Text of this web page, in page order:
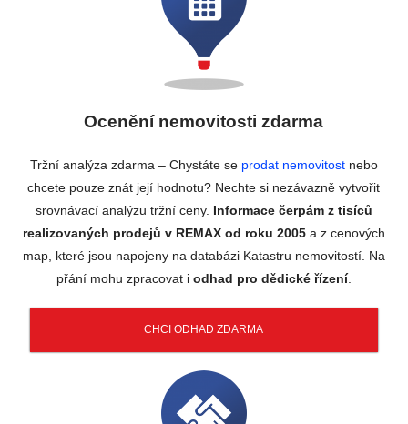
Ocenění nemovitosti zdarma
Tržní analýza zdarma – Chystáte se prodat nemovitostnebo
chcete pouze znát její hodnotu? Nechte si nezávazně vytvořit
srovnávací analýzu tržní ceny. Informace čerpám z tisíců
realizovaných prodejů v REMAX od roku 2005 a z cenových
map, které jsou napojeny na databázi Katastru nemovitostí. Na
přání mohu zpracovat i odhad pro dědické řízení.
CHCI ODHAD ZDARMA